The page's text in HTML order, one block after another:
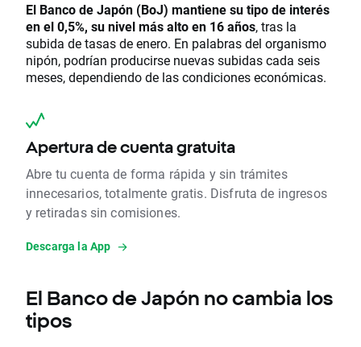
El Banco de Japón (BoJ) mantiene su tipo de interés
en el 0,5%, su nivel más alto en 16 años, tras la
subida de tasas de enero. En palabras del organismo
nipón, podrían producirse nuevas subidas cada seis
meses, dependiendo de las condiciones económicas.
Apertura de cuenta gratuita
Abre tu cuenta de forma rápida y sin trámites
innecesarios, totalmente gratis. Disfruta de ingresos
y retiradas sin comisiones.
Descarga la App
El Banco de Japón no cambia los
tipos